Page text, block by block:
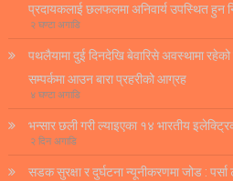
प्रदायकलाई छलफलमा अनिवार्य उपस्थित हुन
२ घण्टा अगाडि
पथलैयामा दुई दिनदेखि बेवारिसे अवस्थामा रहेको
सम्पर्कमा आउन बारा प्रहरीको आग्रह
४ घण्टा अगाडि
भन्सार छली गरी ल्याइएका १४ भारतीय
२ दिन अगाडि
सडक सुरक्षा र दुर्घटना न्यूनीकरणमा जोड : पर्सा